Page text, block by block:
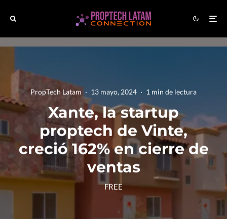
PropTech Latam · 13 mayo, 2024 · 1 min de lectura
Xante, la startup
proptech de Vinte,
creció 162% en cierre de
ventas
FREE